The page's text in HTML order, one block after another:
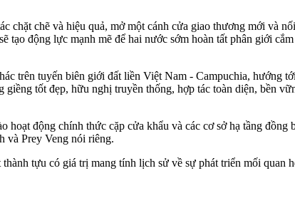
chặt chẽ và hiệu quả, mở một cánh cửa giao thương mới và
động lực mạnh mẽ để hai nước sớm hoàn tất phân giới
trên tuyến biên giới đất liền Việt Nam - Campuchia, hướng
tốt đẹp, hữu nghị truyền thống, hợp tác toàn diện, bền
động chính thức cặp cửa khẩu và các cơ sở hạ tầng đồng
và Prey Veng nói riêng.
tựu có giá trị mang tính lịch sử về sự phát triển mối quan